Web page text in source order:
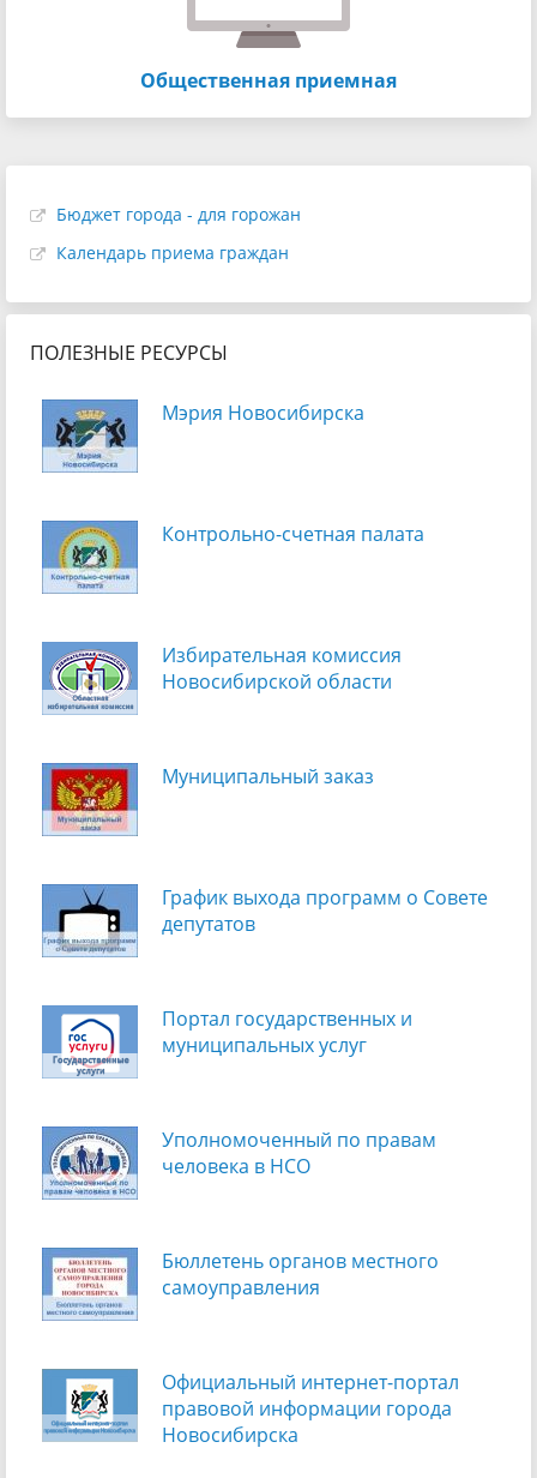
Общественная приемная
Бюджет города - для горожан
Календарь приема граждан
ПОЛЕЗНЫЕ РЕСУРСЫ
Мэрия Новосибирска
Контрольно-счетная палата
Избирательная комиссия
Новосибирской области
Муниципальный заказ
График выхода программ о Cовете
депутатов
Портал государственных и
муниципальных услуг
Уполномоченный по правам
человека в НСО
Бюллетень органов местного
самоуправления
Официальный интернет-портал
правовой информации города
Новосибирска